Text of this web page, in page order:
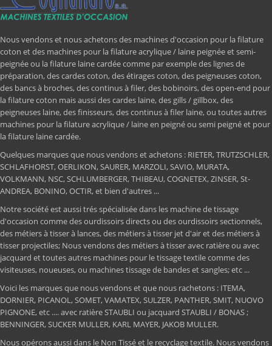
Nous vendons et nous achetons des machines d'occasion pour la filature
coton et des machines pour la filature acrylique / laine peignée et semi-
peignée ou la filature laine cardée comme par exemple des lignes de
préparation, des cardes coton, des étirages coton, des peigneuses coton,
des bancs à broches, des continus à filer, des bobinoirs, des open-end pour
la filature coton mais aussi des cardes laine, des gills / gillbox, des
peigneuses laine, des finisseurs, des continus à filer laine, ou toutes autres
machines pour la filature acrylique / laine en peigné ou semi peigné et pour
la filature laine cardée.
Quelques marques que nous vendons et achetons : RIETER, TRUTZSCHLER,
SCHLAFHORST, OERLIKON, SAURER, MARZOLI, SAVIO, MURATA,
VOLKMANN, NSC, SCHLUMBERGER, THIBEAU, COGNETEX, ZINSER, St-
ANDREA, BONINO, OCTIR, et bien d'autres ...
Notre société est aussi trés spécialisée dans les machine de tissage
d'occasion comme des ourdissoirs directs ou des ourdissoirs sectionnels,
des métiers à tisser à lances, des métiers à tisser jet d'air et des métiers à
tisser projectiles; Nous vendons des métiers à tisser avec ratière ou avec
jacquard et toutes autres machines pour le tissage textile comme des
visiteuses, noueuses, ou machines tissage de bandes et sangles; etc ...
Voici les marques que nous vendons et que nous rachetons : ITEMA,
DORNIER, PICANOL, SOMET, VAMATEX, SULZER, PANTHER, SMIT, NUOVO
PIGNONE, etc .... avec ratière STAUBLI ou jacquard STAUBLI / BONAS ;
BENNINGER, SUCKER MULLER, KARL MAYER, JAKOB MULLER.
Nous opérons aussi dans le Non Tissé et le recyclage textile. Nous vendons